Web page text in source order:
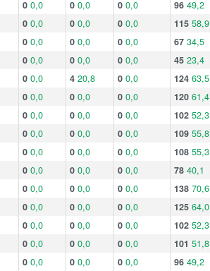
0 0,0 0 0,0 0 0,0 96 49,2
0 0,0 0 0,0 0 0,0 115 58,9
0 0,0 0 0,0 0 0,0 67 34,5
0 0,0 0 0,0 0 0,0 45 23,4
0 0,0 4 20,8 0 0,0 124 63,5
0 0,0 0 0,0 0 0,0 120 61,4
0 0,0 0 0,0 0 0,0 102 52,3
0 0,0 0 0,0 0 0,0 109 55,8
0 0,0 0 0,0 0 0,0 108 55,3
0 0,0 0 0,0 0 0,0 78 40,1
0 0,0 0 0,0 0 0,0 138 70,6
0 0,0 0 0,0 0 0,0 125 64,0
0 0,0 0 0,0 0 0,0 102 52,3
0 0,0 0 0,0 0 0,0 101 51,8
0 0,0 0 0,0 0 0,0 96 49,2